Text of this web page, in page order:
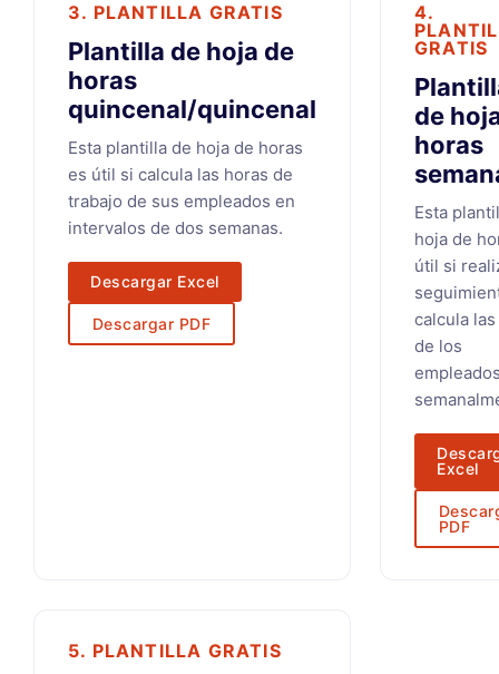
3. PLANTILLA GRATIS
Plantilla de hoja de
horas
quincenal/quincenal
Esta plantilla de hoja de horas
es útil si calcula las horas de
trabajo de sus empleados en
intervalos de dos semanas.
Descargar Excel
Descargar PDF
4.
GRATIS
de
horas
Esta
hoja de
útil si
calcula
de los
Excel
PDF
5. PLANTILLA GRATIS